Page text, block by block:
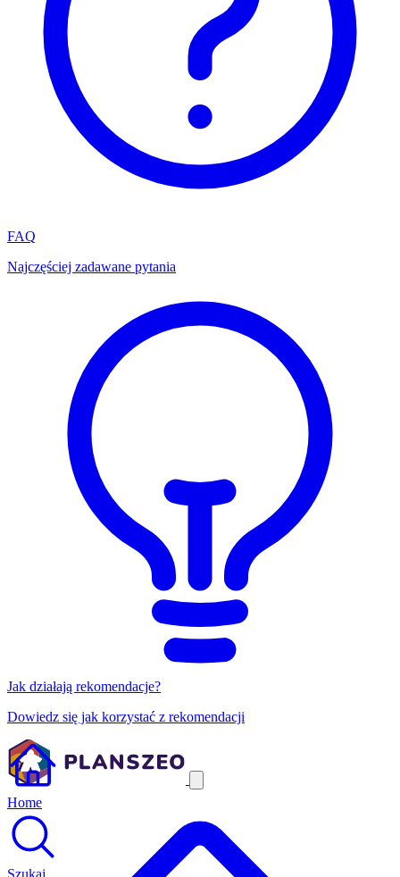
FAQ
Najczęściej zadawane pytania
Jak działają rekomendacje?
Dowiedz się jak korzystać z rekomendacji
Home
Szukaj